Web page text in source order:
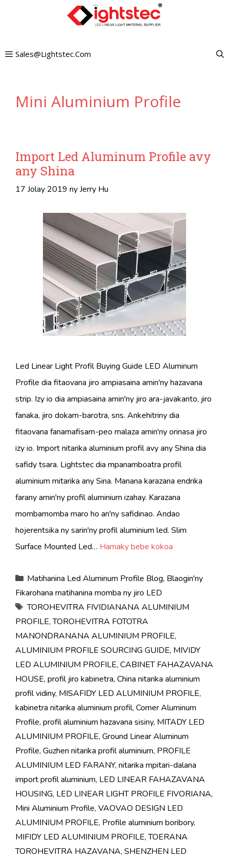
votoatySales@lightstec.com
Mini Aluminium Profile
Import Led Aluminum Profile avy
any Shina
17 Jolay 2019 nyJerry Hu
Led Linear Light Profil Buying Guide LED Aluminum
Profile dia fitaovana jiro ampiasaina amin'ny hazavana
strip. Izy io dia ampiasaina amin'ny jiro ara-javakanto, jiro
fanaka, jiro dokam-barotra, sns. Ankehitriny dia
fitaovana fanamafisam-peo malaza amin'ny orinasa jiro
izy io. Import nitarika aluminium profil avy any Shina dia
safidy tsara. Lightstec dia mpanamboatra profil
aluminium mitarika any Sina. Manana karazana endrika
farany amin'ny profil aluminium izahay. Karazana
mombamomba maro ho an'ny safidinao. Andao
hojerentsika ny sarin'ny profil aluminium led. Slim
Surface Mounted Led… Hamaky bebe kokoa
Sokajy
Matihanina Led Aluminum Profile Blog, Blaogin'ny
Fikarohana matihanina momba ny jiro LED
Tags
TOROHEVITRA FIVIDIANANA ALUMINIUM
PROFILE,TOROHEVITRA FOTOTRA
MANONDRANANA ALUMINIUM PROFILE,
ALUMINIUM PROFILE SOURCING GUIDE, MIVIDY
LED ALUMINIUM PROFILE, CABINET FAHAZAVANA
HOUSE, profil jiro kabinetra, China nitarika aluminium
profil vidiny, MISAFIDY LED ALUMINIUM PROFILE,
kabinetra nitarika aluminium profil, Corner Aluminum
Profile, profil aluminium hazavana sisiny, MITADY LED
ALUMINIUM PROFILE, Ground Linear Aluminum
Profile, Guzhen nitarika profil aluminium, PROFILE
ALUMINIUM LED FARANY, nitarika mpitari-dalana
import profil aluminium, LED LINEAR FAHAZAVANA
HOUSING, LED LINEAR LIGHT PROFILE FIVORIANA,
Mini Aluminium Profile, VAOVAO DESIGN LED
ALUMINIUM PROFILE, Profile aluminium boribory,
MIFIDY LED ALUMINIUM PROFILE,TOERANA
TOROHEVITRA HAZAVANA, SHENZHEN LED